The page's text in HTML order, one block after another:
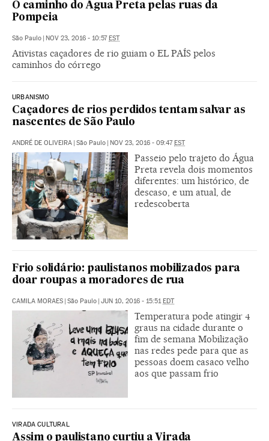
O caminho do Água Preta pelas ruas da
Pompeia
São Paulo NOV 23, 2016 - 10:57 EST
Ativistas caçadores de rio guiam o EL PAÍS pelos
caminhos do córrego
URBANISMO
Caçadores de rios perdidos tentam salvar as
nascentes de São Paulo
ANDRÉ DE OLIVEIRA São Paulo NOV 23, 2016 - 09:47 EST
Passeio pelo trajeto do Água
Preta revela dois momentos
diferentes: um histórico, de
descaso, e um atual, de
redescoberta
Frio solidário: paulistanos mobilizados para
doar roupas a moradores de rua
CAMILA MORAES São Paulo JUN 10, 2016 - 15:51 EDT
Temperatura pode atingir 4
graus na cidade durante o
fim de semana Mobilização
nas redes pede para que as
pessoas doem casaco velho
aos que passam frio
VIRADA CULTURAL
Assim o paulistano curtiu a Virada